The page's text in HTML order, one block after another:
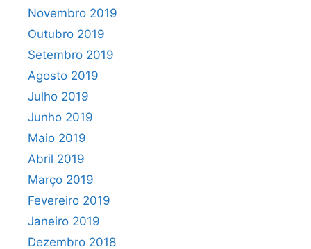
Novembro 2019
Outubro 2019
Setembro 2019
Agosto 2019
Julho 2019
Junho 2019
Maio 2019
Abril 2019
Março 2019
Fevereiro 2019
Janeiro 2019
Dezembro 2018